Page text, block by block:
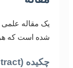
یک مقاله علمی
شده است که
چکیده (Abstract)